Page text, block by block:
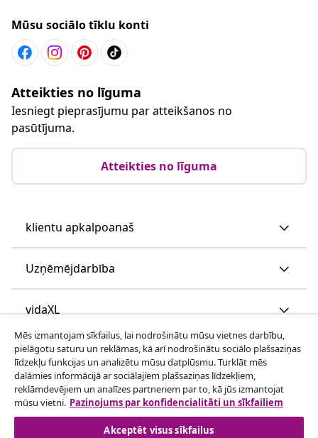
Mūsu sociālo tīklu konti
Atteikties no līguma
Iesniegt pieprasījumu par atteikšanos no
pasūtījuma.
Atteikties no līguma
klientu apkalpoanaš
Uzņēmējdarbība
vidaXL
Apskatiet vairāk
Mēs izmantojam sīkfailus, lai nodrošinātu mūsu vietnes darbību,
pielāgotu saturu un reklāmas, kā arī nodrošinātu sociālo plašsaziņas
līdzekļu funkcijas un analizētu mūsu datplūsmu. Turklāt mēs
dalāmies informācijā ar sociālajiem plašsaziņas līdzekļiem,
reklāmdevējiem un analīzes partneriem par to, kā jūs izmantojat
mūsu vietni. Paziņojums par konfidencialitāti un sīkfailiem
Akceptēt visus sīkfailus